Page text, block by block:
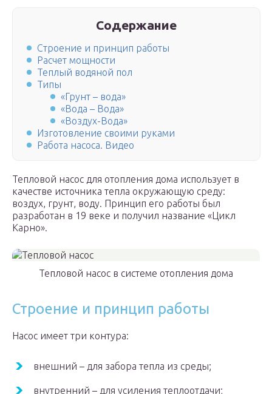
Содержание
Строение и принцип работы
Расчет мощности
Теплый водяной пол
Типы
«Грунт – вода»
«Вода – Вода»
«Воздух-Вода»
Изготовление своими руками
Работа насоса. Видео
Тепловой насос для отопления дома использует в
качестве источника тепла окружающую среду:
воздух, грунт, воду. Принцип его работы был
разработан в 19 веке и получил название «Цикл
Карно».
Тепловой насос в системе отопления дома
Строение и принцип работы
Насос имеет три контура:
внешний – для забора тепла из среды;
внутренний – для усиления теплоотдачи;